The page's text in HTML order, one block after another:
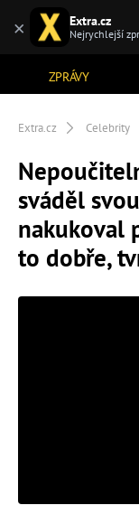
ZPRÁVY
Extra.cz Celebrity
sváděl
nakukoval
to dobře,
× Extra.cz
Nejrychlejší